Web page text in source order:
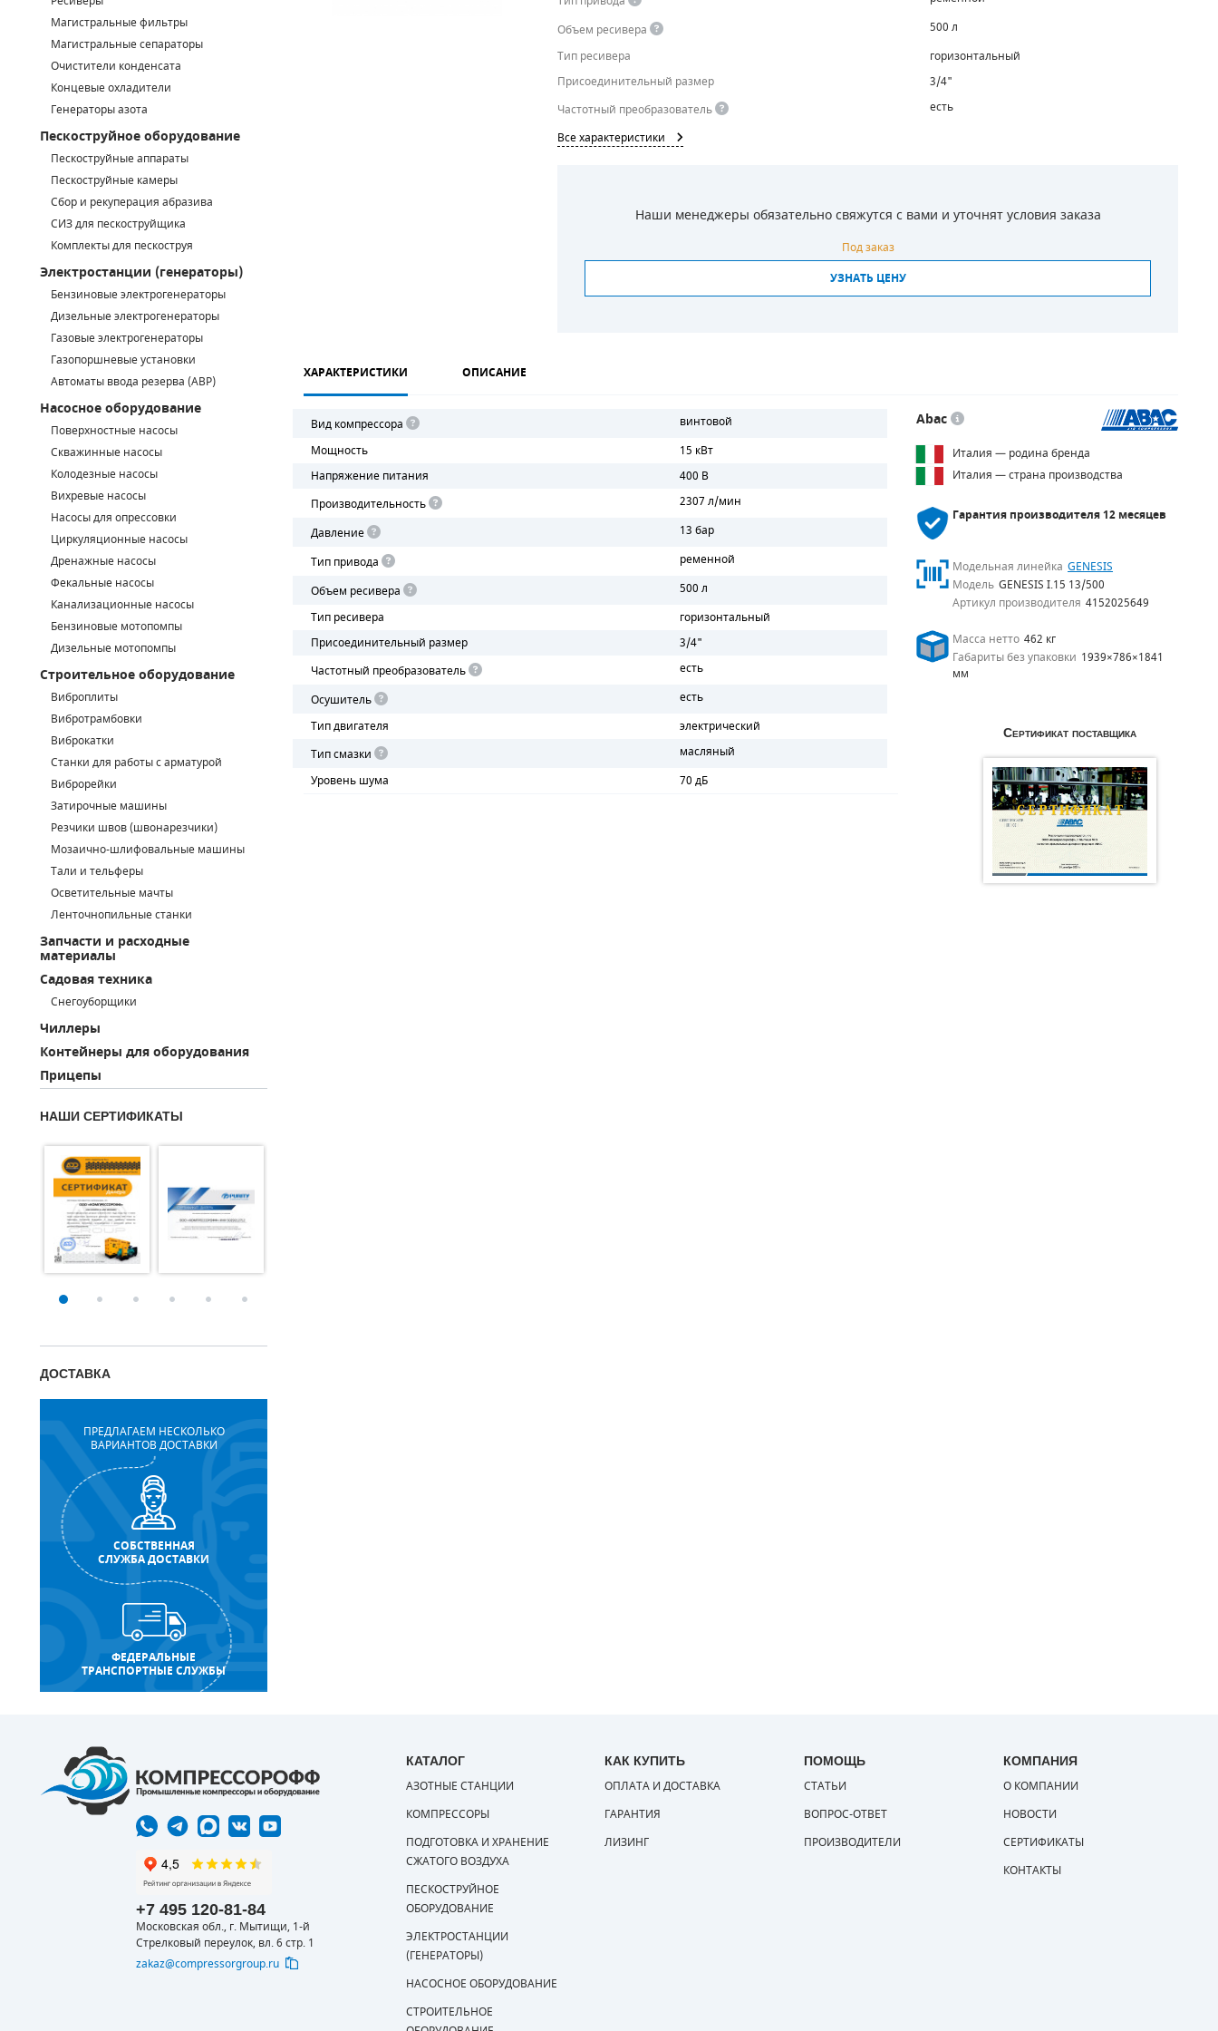
Магистральные фильтры
Магистральные сепараторы
Очистители конденсата
Концевые охладители
Генераторы азота
Пескоструйное оборудование
Пескоструйные аппараты
Пескоструйные камеры
Сбор и рекуперация абразива
СИЗ для пескоструйщика
Комплекты для пескоструя
Электростанции (генераторы)
Бензиновые электрогенераторы
Дизельные электрогенераторы
Газовые электрогенераторы
Газопоршневые установки
Автоматы ввода резерва (АВР)
Насосное оборудование
Поверхностные насосы
Скважинные насосы
Колодезные насосы
Вихревые насосы
Насосы для опрессовки
Циркуляционные насосы
Дренажные насосы
Фекальные насосы
Канализационные насосы
Бензиновые мотопомпы
Дизельные мотопомпы
Строительное оборудование
Виброплиты
Вибротрамбовки
Виброкатки
Станки для работы с арматурой
Виброрейки
Затирочные машины
Резчики швов (швонарезчики)
Мозаично-шлифовальные машины
Тали и тельферы
Осветительные мачты
Ленточнопильные станки
Запчасти и расходные
материалы
Садовая техника
Снегоуборщики
Чиллеры
Контейнеры для оборудования
Прицепы
НАШИ СЕРТИФИКАТЫ
ДОСТАВКА
ПРЕДЛАГАЕМ НЕСКОЛЬКО
ВАРИАНТОВ ДОСТАВКИ
СОБСТВЕННАЯ
СЛУЖБА ДОСТАВКИ
ФЕДЕРАЛЬНЫЕ
ТРАНСПОРТНЫЕ СЛУЖБЫ
Объем ресивера
500 л
Тип ресивера
горизонтальный
Присоединительный размер
3/4"
Частотный преобразователь
есть
Все характеристики
Наши менеджеры обязательно свяжутся с вами и уточнят условия заказа
Под заказ
УЗНАТЬ ЦЕНУ
ХАРАКТЕРИСТИКИ ОПИСАНИЕ
Вид компрессора
винтовой
Мощность
15 кВт
Напряжение питания
400 В
Производительность
2307 л/мин
Давление
13 бар
Тип привода
ременной
Объем ресивера
500 л
Тип ресивера
горизонтальный
Присоединительный размер
3/4"
Частотный преобразователь
есть
Осушитель
есть
Тип двигателя
электрический
Тип смазки
масляный
Уровень шума
70 дБ
Abac
Италия — родина бренда
Италия — страна производства
Гарантия производителя12 месяцев
Модельная линейка GENESIS
Модель GENESIS I.15 13/500
Артикул производителя 4152025649
Масса нетто 462 кг
Габариты без упаковки 1939×786×1841
мм
Сертификат поставщика
+7 495 120-81-84
Московская обл., г. Мытищи, 1-й
Стрелковый переулок, вл. 6 стр. 1
zakaz@compressorgroup.ru
КАТАЛОГ
АЗОТНЫЕ СТАНЦИИ
КОМПРЕССОРЫ
ПОДГОТОВКА И ХРАНЕНИЕ
СЖАТОГО ВОЗДУХА
ПЕСКОСТРУЙНОЕ
ОБОРУДОВАНИЕ
ЭЛЕКТРОСТАНЦИИ
(ГЕНЕРАТОРЫ)
НАСОСНОЕ ОБОРУДОВАНИЕ
СТРОИТЕЛЬНОЕ
КАК КУПИТЬ
ОПЛАТА И ДОСТАВКА
ГАРАНТИЯ
ЛИЗИНГ
ПОМОЩЬ
СТАТЬИ
ВОПРОС-ОТВЕТ
ПРОИЗВОДИТЕЛИ
КОМПАНИЯ
О КОМПАНИИ
НОВОСТИ
СЕРТИФИКАТЫ
КОНТАКТЫ
САДОВАЯ ТЕХНИКА
КОНТЕЙНЕРЫ ДЛЯ ОБОРУДОВАНИЯ
КАНАЛИЗАЦИОННЫЕ НАСОСЫ
ДИЗЕЛЬНЫЕ МОТОПОМПЫ
ТАЛИ И ТЕЛЬФЕРЫ
ЛЕНТОЧНОПИЛЬНЫЕ СТАНКИ
КОНТРОЛЛЕРЫ (БЛОКИ УПРАВЛЕНИЯ)
ВПУСКНЫЕ КЛАПАНЫ
ОБРАТНЫЕ КЛАПАНЫ
КЛАПАНЫ МИНИМАЛЬНОГО ДАВЛЕНИЯ
РЕЛЕ ДАВЛЕНИЯ ДЛЯ ДЛЯ КОМПРЕССОРОВ
ДАТЧИКИ
РУКАВА ВЫСОКОГО ДАВЛЕНИЯ (РВД)
ЗАПЧАСТИ ДЛЯ ВИНТОВЫХ КОМПРЕССОРОВ
СМЕННЫЕ ЭЛЕМЕНТЫ МАГИСТРАЛЬНЫХ ФИЛЬТРОВ
ДЛЯ АДСОРБЦИОННЫХ ОСУШИТЕЛЕЙ
ЭЛЕКТРОДВИГАТЕЛИ
БЕНЗИНОВЫЕ ДВИГАТЕЛИ
ДИЗЕЛЬНЫЕ ДВИГАТЕЛИ
ФИЛЬТРЫ ТОПЛИВНЫЕ
МОТОРНОЕ МАСЛО
РАДИАТОРЫ
ПОДШИПНИКИ
ПОРШНЕВЫЕ БЛОКИ
ДЕТАЛИ ПОРШНЕВЫХ КОМПРЕССОРОВ
ДЕТАЛИ СПИРАЛЬНЫХ КОМПРЕССОРОВ
ДЕТАЛИ НАСОСНОЙ ЧАСТИ
ДЕТАЛИ ПОГРУЖНЫХ НАСОСОВ
ШЛАНГИ ДЛЯ МОТОПОМП
ДЛЯ ВАКУУМНЫХ НАСОСОВ